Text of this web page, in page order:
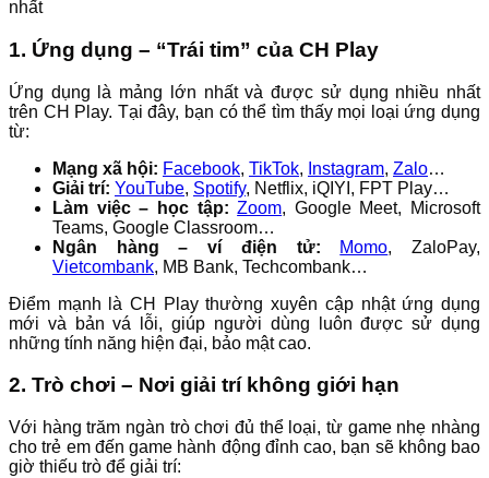
1. Ứng dụng – “Trái tim” của CH Play
Ứng dụng là mảng lớn nhất và được sử dụng nhiều nhất
trên CH Play. Tại đây, bạn có thể tìm thấy mọi loại ứng dụng
từ:
Mạng xã hội: Facebook, TikTok, Instagram, Zalo…
Giải trí: YouTube, Spotify, Netflix, iQIYI, FPT Play…
Làm việc – học tập: Zoom, Google Meet, Microsoft
Teams, Google Classroom…
Ngân hàng – ví điện tử:
Momo, ZaloPay,
Vietcombank, MB Bank, Techcombank…
Điểm mạnh là CH Play thường xuyên cập nhật ứng dụng
mới và bản vá lỗi, giúp người dùng luôn được sử dụng
những tính năng hiện đại, bảo mật cao.
2. Trò chơi – Nơi giải trí không giới hạn
Với hàng trăm ngàn trò chơi đủ thể loại, từ game nhẹ nhàng
cho trẻ em đến game hành động đỉnh cao, bạn sẽ không bao
giờ thiếu trò để giải trí: